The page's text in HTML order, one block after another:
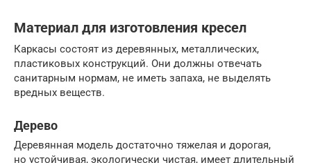
Материал для изготовления кресел
Каркасы состоят из деревянных, металлических,
пластиковых конструкций. Они должны отвечать
санитарным нормам, не иметь запаха, не выделять
вредных веществ.
Дерево
Деревянная модель достаточно тяжелая и дорогая,
но устойчивая, экологически чистая, имеет длительный